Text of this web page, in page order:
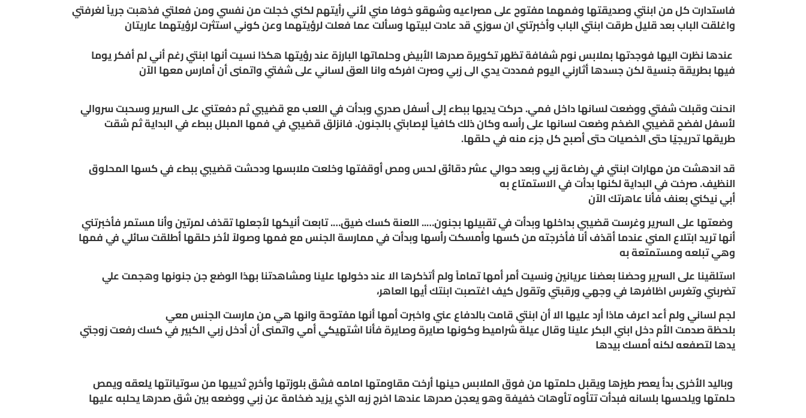
فاستدارت كل من ابنتي وصديقتها وفمهما مفتوح على مصراعيه وشهقو خوفا مني لأني رأيتهم لكني خجلت من نفسي ومن فعلتي فذهبت جرياً لغرفتي
واغلقت الباب بعد قليل طرقت ابنتي الباب وأخبرتني ان سوزي قد عادت لبيتها وسألت عما فعلت لرؤيتهما وعن كوني استثرت لرؤيتهما عاريتان
عندها نظرت اليها فوجدتها بملابس نوم شفافة تظهر تكويرة صدرها الأبيض وحلماتها البارزة عند رؤيتها هكذا نسيت أنها ابنتي رغم أني لم أفكر يوما
فيها بطريقة جنسية لكن جسدها أثارني اليوم فمددت يدي الى زبي وصرت افركه وانا العق لساني على شفتي واتمنى أن أمارس معها الآن
انحنت وقبلت شفتي ووضعت لسانها داخل فمي. حركت يديها ببطء إلى أسفل صدري وبدأت في اللعب مع قضيبي ثم دفعتني على السرير وسحبت سروالي
لأسفل لفضح قضيبي الضخم وضعت لسانها على رأسه وكان ذلك كافياً لإصابتي بالجنون. فانزلق قضيبي في فمها المبلل ببطء في البداية ثم شقت
طريقها تدريجيًا حتى الخصيات حتى أصبح كل جزء منه في حلقها.
قد اندهشت من مهارات ابنتي في رضاعة زبي وبعد حوالي عشر دقائق لحس ومص أوقفتها وخلعت ملابسها ودحشت قضيبي ببطء في كسها المحلوق
النظيف. صرخت في البداية لكنها بدأت في الاستمتاع به
أبي نيكني بعنف فأنا عاهرتك الآن
وضعتها على السرير وغرست قضيبي بداخلها وبدأت في تقبيلها بجنون….. اللعنة كسك ضيق…. تابعت أنيكها لأجعلها تقذف لمرتين وأنا مستمر فأخبرتني
أنها تريد ابتلاع المني عندما أقذف أنا فأخرجته من كسها وأمسكت رأسها وبدأت في ممارسة الجنس مع فمها وصولاً لأخر حلقها أطلقت سائلي في فمها
وهي تبلعه ومستمتعة به
استلقينا على السرير وحضنا بعضنا عريانين ونسيت أمر أمها تماماً ولم أتذكرها الا عند دخولها علينا ومشاهدتنا بهذا الوضع جن جنونها وهجمت علي
تضربني وتغرس اظافرها في وجهي ورقبتي وتقول كيف اغتصبت ابنتك أيها العاهر،
لجم لساني ولم أعد اعرف ماذا أرد عليها الا أن ابنتي قامت بالدفاع عني واخبرت أمها أنها مفتوحة وانها هي من مارست الجنس معي
بلحظة صدمت الأم دخل ابني البكر علينا وقال عيلة شراميط وكونها صايرة وصايرة فأنا اشتهيكي أمي واتمنى أن أدخل زبي الكبير في كسك رفعت زوجتي
يدها لتصفعه لكنه أمسك بيدها
وباليد الأخرى بدأ يعصر طيزها ويقبل حلمتها من فوق الملابس حينها أرخت مقاومتها امامه فشق بلوزتها وأخرج ثدييها من سوتيانتها يلعقه ويمص
حلمتها ويلحسها بلسانه فبدأت تتأوه تأوهات خفيفة وهو يعجن صدرها عندها اخرج زبه الذي يزيد ضخامة عن زبي ووضعه بين شق صدرها يحلبه عليها